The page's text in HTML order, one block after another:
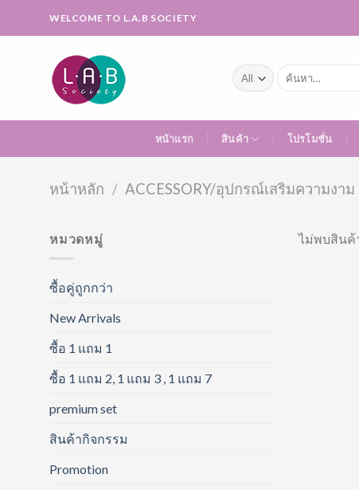
WELCOME TO L.A.B SOCIETY
ค้นหา:
หน้าแรก สินค้า โปรโมชั่น
หน้าหลัก / ACCESSORY/อุปกรณ์เสริมความงาม
หมวดหมู่
ซื้อคู่ถูกกว่า
New Arrivals
ซื้อ 1 แถม 1
ซื้อ 1 แถม 2, 1 แถม 3 , 1 แถม 7
premium set
สินค้ากิจกรรม
Promotion
ไม่พบสินค้